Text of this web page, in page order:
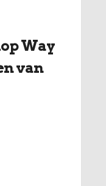
Way
van